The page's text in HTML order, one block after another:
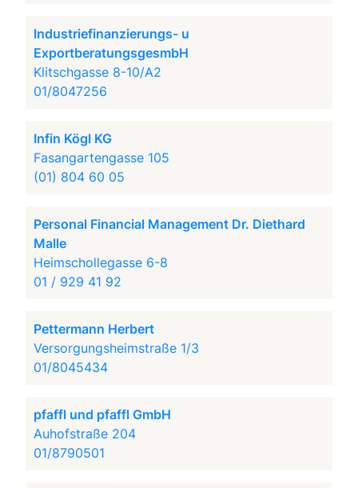
Industriefinanzierungs- u
ExportberatungsgesmbH
Klitschgasse 8-10/A2
01/8047256
Infin Kögl KG
Fasangartengasse 105
(01) 804 60 05
Personal Financial Management Dr. Diethard
Malle
Heimschollegasse 6-8
01 / 929 41 92
Pettermann Herbert
Versorgungsheimstraße 1/3
01/8045434
pfaffl und pfaffl GmbH
Auhofstraße 204
01/8790501